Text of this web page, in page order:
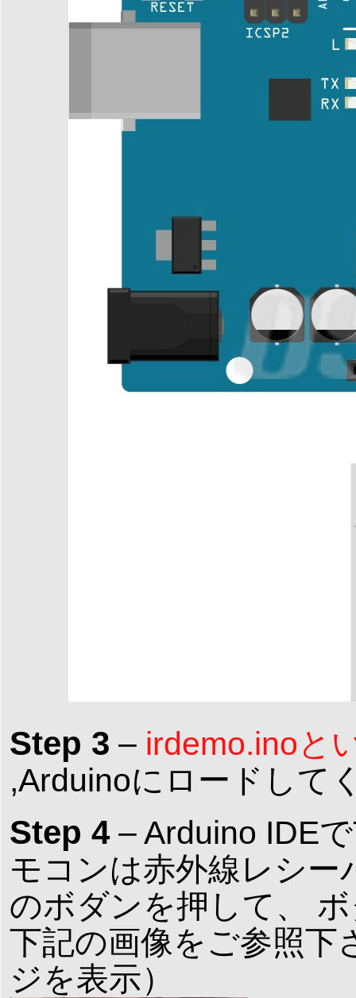
Step 3 – irdemo.inoと
,Arduinoにロードして
Step 4– Arduino IDE
モコンは赤外線レシ
のボダンを押して、
下記の画像をご参照下
ジを表示）